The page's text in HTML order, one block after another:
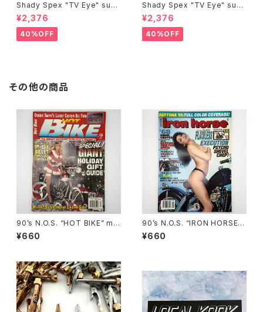
Shady Spex "TV Eye" sung
lasses, Silver w/Rose Grad
ient lenses
¥2,376
40%OFF
Shady Spex "TV Eye" sung
lasses, Black w/Polarized
Grey lenses
¥2,376
40%OFF
その他の商品
90’s N.O.S. “HOT BIKE” ma
gazine #27-12(Dec.’95 iss
ue)
¥660
90’s N.O.S. “IRON HORSE”
magazine #135(Aug.’95 iss
ue)
¥660